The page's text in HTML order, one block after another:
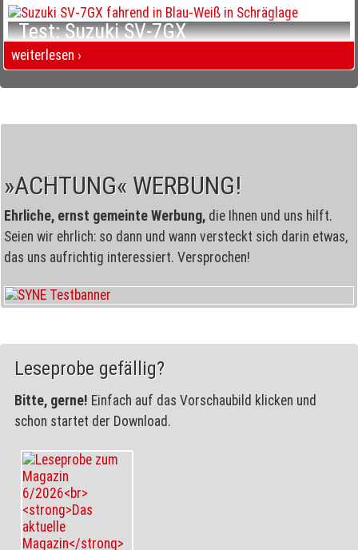
Test: Suzuki SV-7GX
Smarter Crossover mit V2
weiterlesen ›
Test: Suzuki SV-7GX Smarter Crossover mit V2
»ACHTUNG« WERBUNG!
Ehrliche, ernst gemeinte Werbung, die Ihnen und uns hilft.
Seien wir ehrlich: so dann und wann versteckt sich darin etwas,
das uns aufrichtig interessiert. Versprochen!
Leseprobe gefällig?
Bitte, gerne! Einfach auf das Vorschaubild klicken und
schon startet der Download.